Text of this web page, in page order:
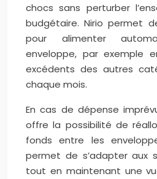
chocs sans perturber
budgétaire. Nirio permet
pour alimenter
enveloppe, par exemple
excédents des autres
chaque mois.
En cas de dépense
offre la possibilité de
fonds entre les
permet de s’adapter aux
tout en maintenant une